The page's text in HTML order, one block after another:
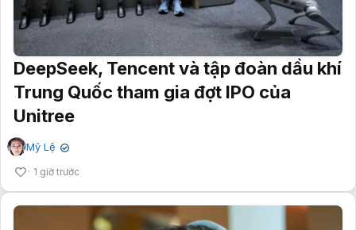
DeepSeek, Tencent và tập đoàn dầu khí
Trung Quốc tham gia đợt IPO của
Unitree
Mỹ Lệ ✔
1 giờ trước